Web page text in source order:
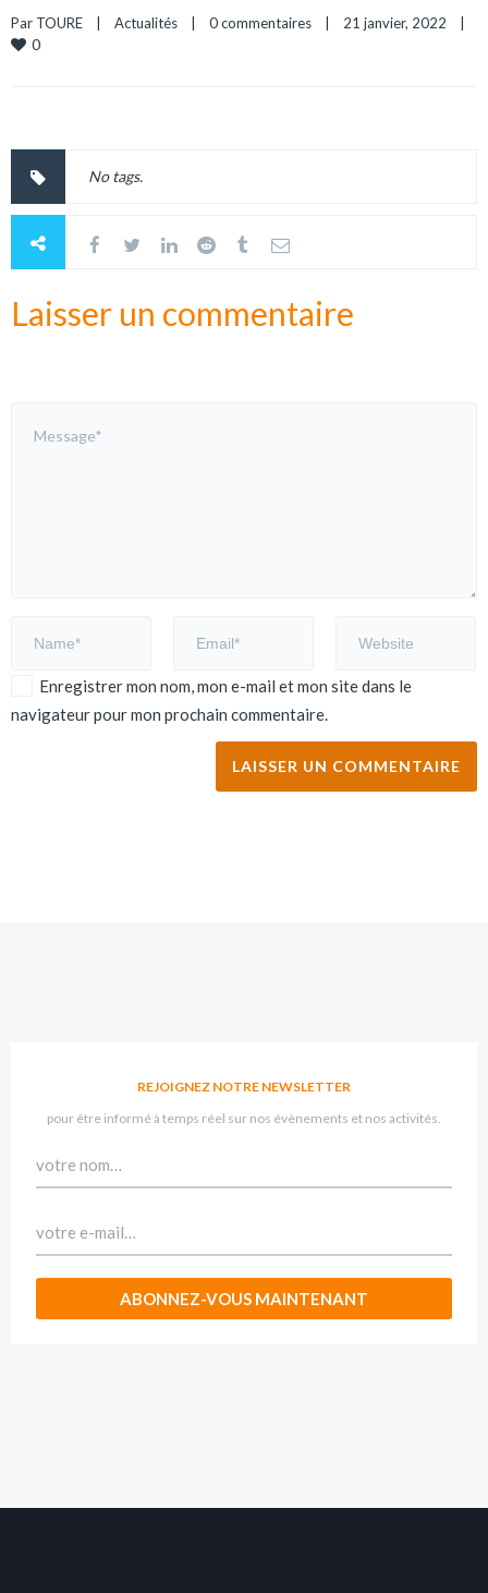
Par TOURE Actualités 0 commentaires 21 janvier, 2022
0
No tags.
Laisser un commentaire
Enregistrer mon nom, mon e-mail et mon site dans le
navigateur pour mon prochain commentaire.
REJOIGNEZ NOTRE NEWSLETTER
pour être informé à temps réel sur nos évènements et nos activités.